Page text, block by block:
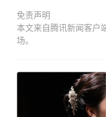
免责声明
本文来自腾讯新闻客户
场。